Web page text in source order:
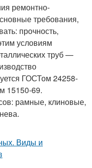
ремонтно-
требования,
прочность,
условиям
труб —
ГОСТом 24258-
15150-69.
рамные, клиновые,